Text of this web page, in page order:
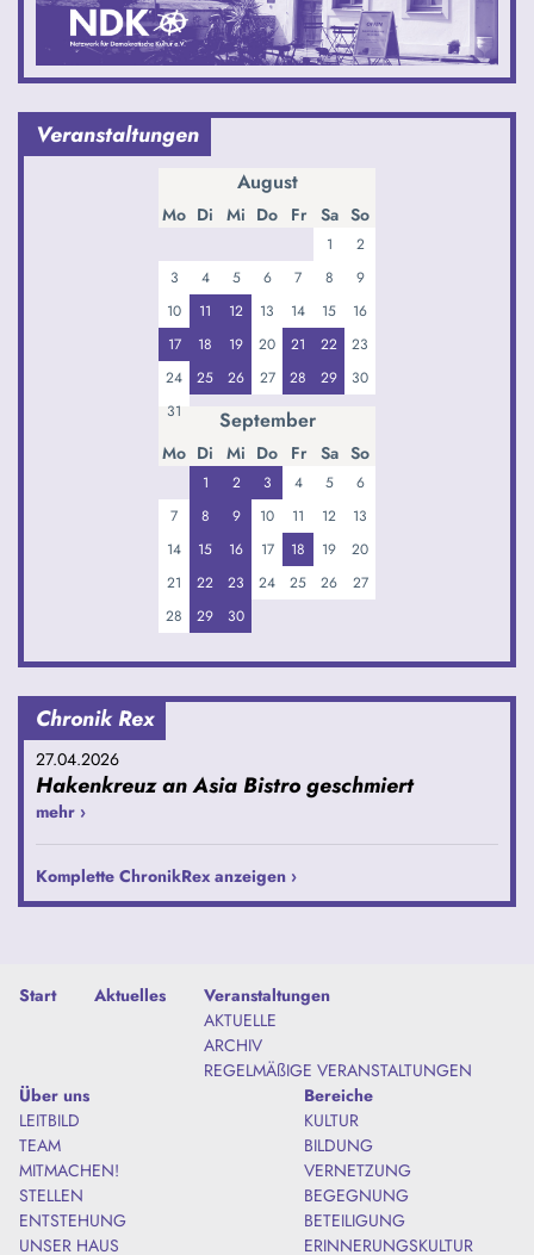
Veranstaltungen
August
Mo Di Mi Do Fr Sa So
1
2
3
4 5 6 7 8
9
10
11 12 13 14 15
16
17
18 19 20 21 22
23
24
25 26 27 28 29
30
31
September
Mo Di Mi Do Fr Sa So
1 2 3 4 5
6
7
8 9 10 11 12
13
14
15 16 17 18 19
20
21
22 23 24 25 26
27
28
29 30
Chronik Rex
27.04.2026
Hakenkreuz an Asia Bistro geschmiert
mehr ›
Komplette ChronikRex anzeigen ›
Start Aktuelles
Veranstaltungen
AKTUELLE
ARCHIV
REGELMÄßIGE VERANSTALTUNGEN
Über uns
LEITBILD
TEAM
MITMACHEN!
STELLEN
ENTSTEHUNG
UNSER HAUS
Bereiche
KULTUR
BILDUNG
VERNETZUNG
BEGEGNUNG
BETEILIGUNG
ERINNERUNGSKULTUR